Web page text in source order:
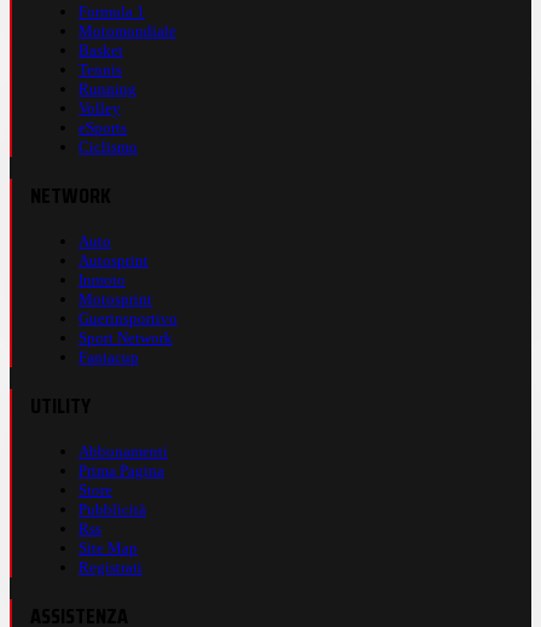
Formula 1
Motomondiale
Basket
Tennis
Running
Volley
eSports
Ciclismo
Auto
Autosprint
Inmoto
Motosprint
Guerinsportivo
Sport Network
Fantacup
Abbonamenti
Prima Pagina
Store
Pubblicità
Rss
Site Map
Registrati